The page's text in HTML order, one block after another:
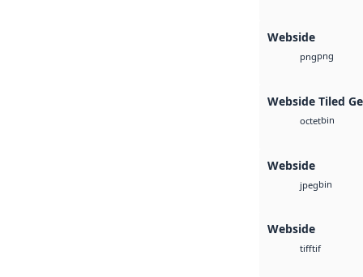
Webside
pngpng
Webside Tiled
octetbin
Webside
jpegbin
Webside
tifftif